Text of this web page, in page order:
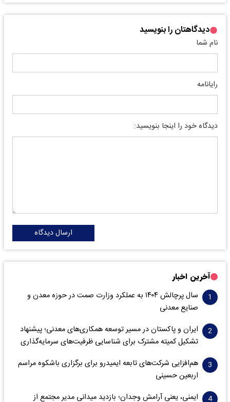
دیدگاهتان را بنویسید
نام شما
رایانامه
دیدگاه خود را اینجا بنویسید:
ارسال دیدگاه
آخرین اخبار
سال پرچالش ۱۴۰۴ به عملکرد وزارت صمت در حوزه معدن و
صنایع معدنی
ایران و پاکستان در مسیر توسعه همکاری‌های معدنی؛ پیشنهاد
تشکیل کمیته مشترک برای شناسایی ظرفیت‌های سرمایه‌گذاری
هم‌افزایی شرکت‌های تابعه ایمیدرو برای برگزاری باشکوه مراسم
اربعین حسینی
ایمنی، یعنی آرامش وجدان؛ بازدید میدانی مدیر مجتمع از